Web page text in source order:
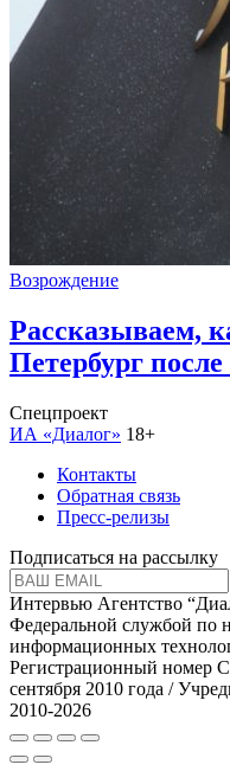
Возрождение
Рассказываем,
Петербург
Спецпроект
ИА «Диалог» 18+
Контакты
Обратная связь
Пресс-релизы
Подписаться на рассылку
Интервью Агентство
Федеральной службой по
информационных
Регистрационный
сентября 2010 года /
2010-2026